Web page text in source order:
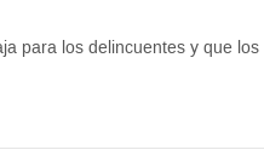
para los delincuentes y que los